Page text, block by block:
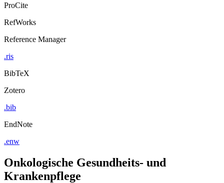
ProCite
RefWorks
Reference Manager
.ris
BibTeX
Zotero
.bib
EndNote
.enw
Onkologische Gesundheits- und
Krankenpflege